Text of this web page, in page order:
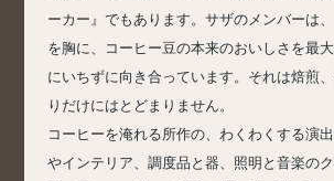
ーカー』でもあります。サザのメンバーは
を胸に、コーヒー豆の本来のおいしさを最
にいちずに向き合っています。それは焙煎
りだけにはとどまりません。
コーヒーを淹れる所作の、わくわくする演
やインテリア、調度品と器、照明と音楽の